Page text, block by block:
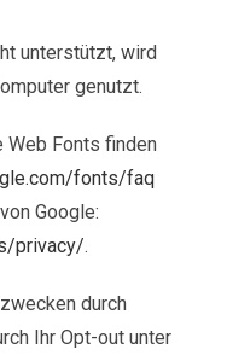
unterstützt, wird
genutzt.
Web Fonts finden
fonts/faq
Google:
privacy/.
durch
Ihr Opt-out unter